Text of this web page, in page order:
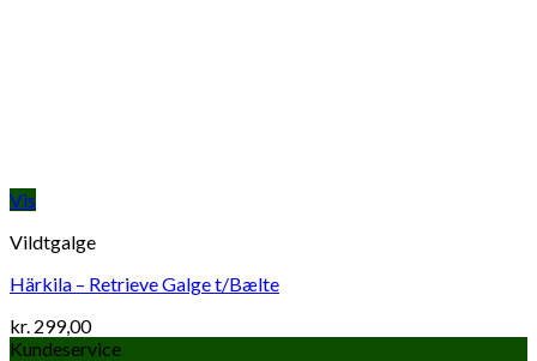
Vis
Vildtgalge
Härkila – Retrieve Galge t/Bælte
kr. 299,00
Kundeservice